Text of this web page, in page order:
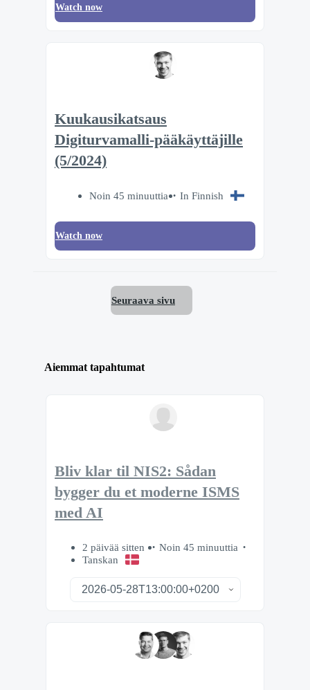
Watch now
Kuukausikatsaus
Digiturvamalli-pääkäyttäjille
(5/2024)
Noin 45 minuuttia In Finnish
Watch now
Seuraava sivu
Aiemmat tapahtumat
Bliv klar til NIS2: Sådan
bygger du et moderne ISMS
med AI
2 päivää sitten
Noin 45 minuuttia
Tanskan